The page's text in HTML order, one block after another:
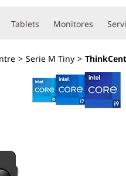
Tablets Monitores
> Serie M Tiny >